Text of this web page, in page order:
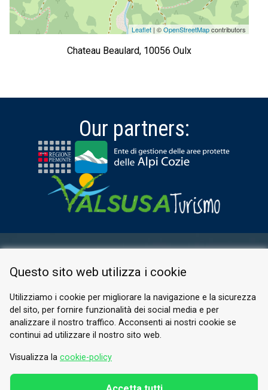
Leaflet | ©OpenStreetMapcontributors
Chateau Beaulard, 10056 Oulx
Our partners:
PRIVACY POLICY
© 2026 Valle di Susa
Tesori di Arte e Cultura Alpina
Tel.
Email.info@vallesusa-tesori.it
Questo sito web utilizza i cookie
Utilizziamo i cookie per migliorare la navigazione e la sicurezza
del sito, per fornire funzionalità dei social media e per
analizzare il nostro traffico. Acconsenti ai nostri cookie se
continui ad utilizzare il nostro sito web.
Visualizza la cookie-policy